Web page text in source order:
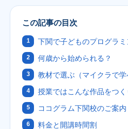
この記事の目次
下関で子どものプログラ
何歳から始められる？
教材で選ぶ（マイクラで学
授業ではこんな作品をつく
ココグラム下関校のご案内
料金と開講時間割